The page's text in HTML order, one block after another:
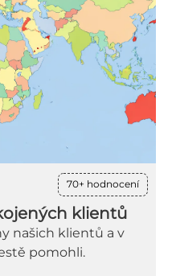
70+ hodnocení
klientů
našich klientů a v
pomohli.